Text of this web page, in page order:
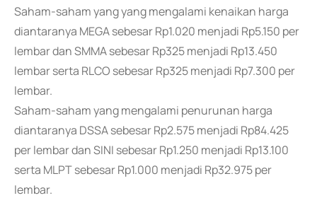
Saham-saham yang yang mengalami kenaikan harga
diantaranya MEGA sebesar Rp1.020 menjadi Rp5.150 per
lembar dan SMMA sebesar Rp325 menjadi Rp13.450
lembar serta RLCO sebesar Rp325 menjadi Rp7.300 per
lembar.
Saham-saham yang mengalami penurunan harga
diantaranya DSSA sebesar Rp2.575 menjadi Rp84.425
per lembar dan SINI sebesar Rp1.250 menjadi Rp13.100
serta MLPT sebesar Rp1.000 menjadi Rp32.975 per
lembar.